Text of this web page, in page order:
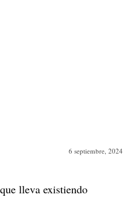
6 septiembre, 2024
lleva existiendo